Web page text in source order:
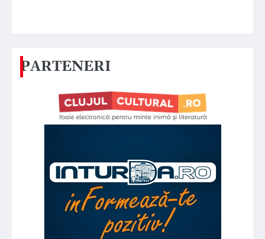
PARTENERI